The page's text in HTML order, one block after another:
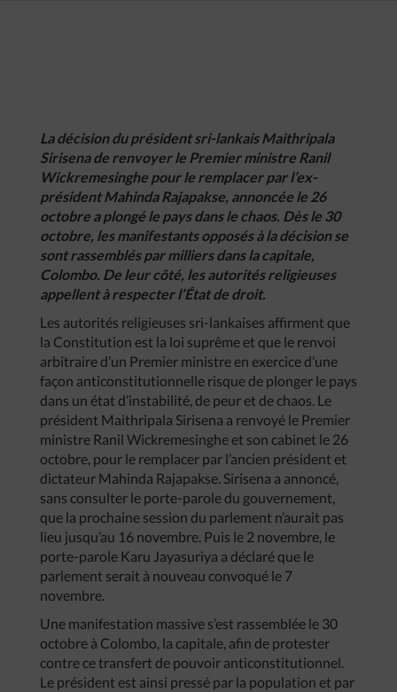
La décision du président sri-lankais Maithripala
Sirisena de renvoyer le Premier ministre Ranil
Wickremesinghe pour le remplacer par l’ex-
président Mahinda Rajapakse, annoncée le 26
octobre a plongé le pays dans le chaos. Dès le 30
octobre, les manifestants opposés à la décision se
sont rassemblés par milliers dans la capitale,
Colombo. De leur côté, les autorités religieuses
appellent à respecter l’État de droit.
Les autorités religieuses sri-lankaises affirment que
la Constitution est la loi suprême et que le renvoi
arbitraire d’un Premier ministre en exercice d’une
façon anticonstitutionnelle risque de plonger le pays
dans un état d’instabilité, de peur et de chaos. Le
président Maithripala Sirisena a renvoyé le Premier
ministre Ranil Wickremesinghe et son cabinet le 26
octobre, pour le remplacer par l’ancien président et
dictateur Mahinda Rajapakse. Sirisena a annoncé,
sans consulter le porte-parole du gouvernement,
que la prochaine session du parlement n’aurait pas
lieu jusqu’au 16 novembre. Puis le 2 novembre, le
porte-parole Karu Jayasuriya a déclaré que le
parlement serait à nouveau convoqué le 7
novembre.
Une manifestation massive s’est rassemblée le 30
octobre à Colombo, la capitale, afin de protester
contre ce transfert de pouvoir anticonstitutionnel.
Le président est ainsi pressé par la population et par